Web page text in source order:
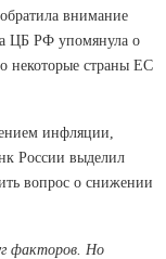
внимание
ЦБ РФ упомянула о
некоторые страны ЕС
инфляции,
России выделил
вопрос о снижении
факторов. Но